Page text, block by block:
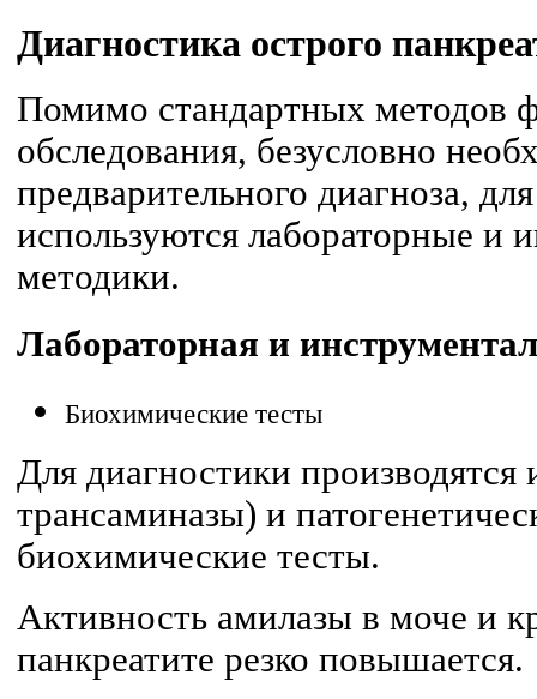
Диагностика острого
Помимо стандартных методов
обследования, безусловно
предварительного диагноза,
используются лабораторные и
методики.
Лабораторная и
Биохимические тесты
Для диагностики
трансаминазы) и
биохимические тесты.
Активность амилазы в моче и
панкреатите резко повышается.